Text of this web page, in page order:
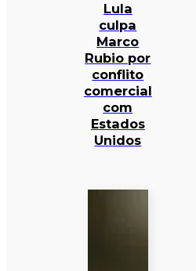
Lula
culpa
Marco
Rubio por
conflito
comercial
com
Estados
Unidos